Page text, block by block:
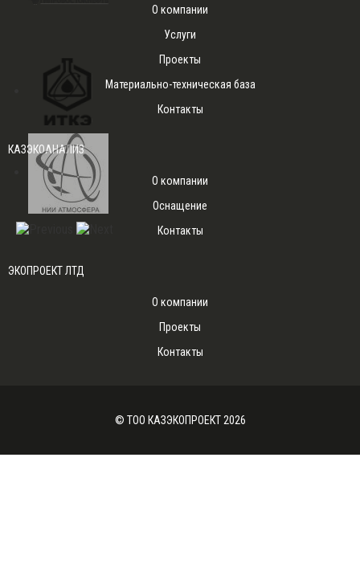
О компании
Услуги
Проекты
Материально-техническая база
Контакты
КАЗЭКОАНАЛИЗ
О компании
Оснащение
Контакты
ЭКОПРОЕКТЛТД
О компании
Проекты
Контакты
© ТОО КАЗЭКОПРОЕКТ 2026